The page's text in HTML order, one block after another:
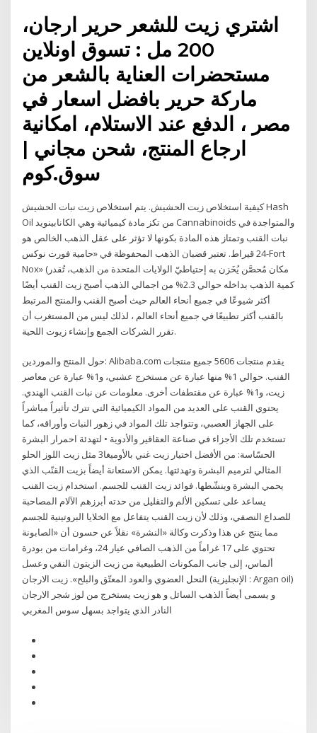
اشتري زيت للشعر حرير ارجان،
200 مل : تسوق اونلاين
مستحضرات العناية بالشعر من
ماركة حرير بافضل اسعار في
مصر ، الدفع عند الاستلام، امكانية
ارجاع المنتج، شحن مجاني |
سوق.كوم
كيفية استخلاص زيت الحشيش. يتم استخلاص زيت نبات الحشيش Hash
Oil من تكز مادة كيميائية وهي الكانابينويد Cannabinoids والمتواجدة في
نبات القنب وتمتاز هذه المادة بكونها لا تؤثر على عقل الذهب الخالص هو
24 قيراط. تعتبر قضبان الذهب المحفوظة في «حامية فورت نوكس-Fort
Nox» (مكان مُحصَّن يُخَزن به إحتياطيّ الولايات المتحدة من الذهب، تُقدر
كمية الذهب بداخله حوالي 2.3% من اجمالي الذهب أصبح زيت القنب أيضًا
أكثر شيوعًا في جميع أنحاء العالم حيث أصبح القنب والمنتج المرتبط
بالقنب أكثر تطبيعًا في جميع أنحاء العالم ، لذلك ليس من المستغرب أن
تقرر الشركات الجمع وإنشاء زيوت اللحية.
حول المنتج والموردين: Alibaba.com يقدم منتجات 5606 جميع منتجات
القنب. حوالي 1% منها عبارة عن مستخرج عشبي، و1% عبارة عن معاصر
زيت، و1% عبارة عن مقتطفات أخرى. معلومات عن نبات القنب الهندي.
يحتوي القنب على العديد من المواد الكيميائية التي تترك تأثيراً مباشراً
على الجهاز العصبي، وتتواجد تلك المواد في زهور النبات وأوراقه، كما
تستخدم تلك الأجزاء في صناعة العقاقير والأدوية • لتهدئة احمرار البشرة
الحسّاسة: من الأفضل اختيار زيت غني بالأوميغا3 مثل زيت اللوز الحلو
المثالي لترميم البشرة وتهدئتها. يمكن الاستعانة أيضاً بزيت القنّب الذي
يحمي البشرة وينشّطها. فوائد زيت القنب للجسم. استخدام زيت القنب
يساعد على تسكين الألم والتقليل من حدته أبرزهم الآلام المصاحبة
للصداع النصفي، وذلك لأن زيت القنب يتفاعل مع الخلايا البروتينية للجسم
مما ينتج عن هذا وذكرت وكالة «النشرة» نقلاً عن حسون أن «الصابونة
تحتوي على 17 غراماً من الذهب الصافي عيار 24، وغرامات من بودرة
ألماس، إلى جانب المكونات الطبيعية من زيت الزيتون النقي وعسل
النحل العضوي والعود المعتّق والبلح». زيت الارجان (الإنجليزية : Argan oil)
و يسمى أيضاً الذهب السائل و هو زيت يستخرج من لوز شجر الارجان
النادر الذي يتواجد بسهل سوس المغربي